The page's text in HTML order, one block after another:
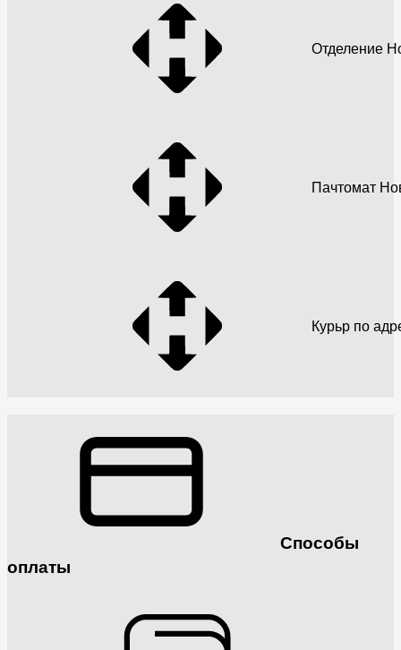
Отделение
Пачтомат
Курьр по
Способы
оплаты